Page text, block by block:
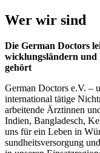
Wer wir sind
Die German Doctors
wicklungs­ländern und
gehört
German Doctors e.V. –
inter­national tätige
arbeitende Ärztinnen
Indien, Bangladesch,
uns für ein Leben in
sundheits­versorgung